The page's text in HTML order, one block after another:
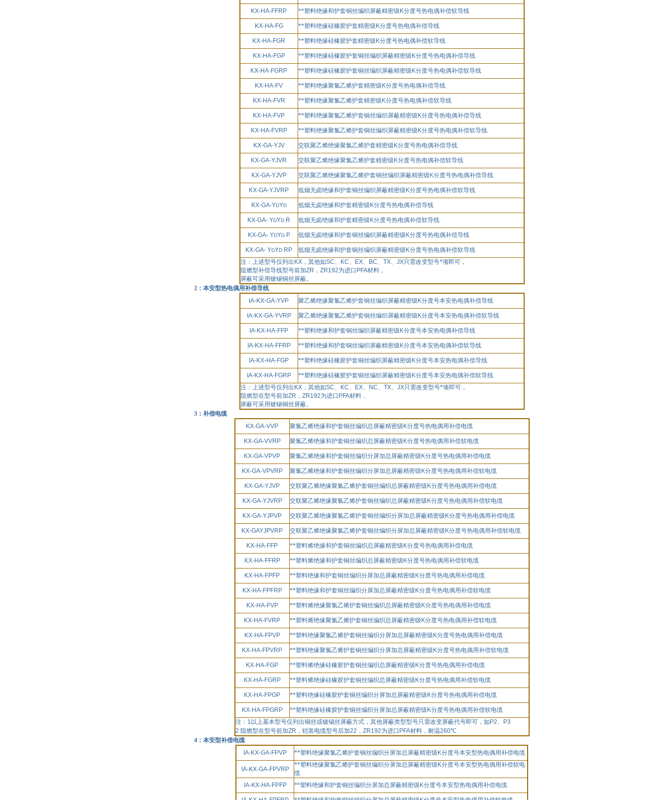
KX-HA-FFRP **塑料绝缘和护套铜丝编织屏蔽精密级 K分度号热电偶补偿软导线
KX-HA-FG **塑料绝缘硅橡胶护套精密级 K分度号热电偶补偿导线
KX-HA-FGR **塑料绝缘硅橡胶护套精密级 K分度号热电偶补偿软导线
KX-HA-FGP **塑料绝缘硅橡胶护套铜丝编织屏蔽精密级 K分度号热电偶补偿导线
KX-HA-FGRP **塑料绝缘硅橡胶护套铜丝编织屏蔽精密级 K分度号热电偶补偿软导线
KX-HA-FV **塑料绝缘聚氯乙烯护套精密级 K分度号热电偶补偿导线
KX-HA-FVR **塑料绝缘聚氯乙烯护套精密级 K分度号热电偶补偿软导线
KX-HA-FVP **塑料绝缘聚氯乙烯护套铜丝编织屏蔽精密级 K分度号热电偶补偿导线
KX-HA-FVRP **塑料绝缘聚氯乙烯护套铜丝编织屏蔽精密级 K分度号热电偶补偿软导线
KX-GA-YJV 交联聚乙烯绝缘聚氯乙烯护套精密级 K分度号热电偶补偿导线
KX-GA-YJVR 交联聚乙烯绝缘聚氯乙烯护套精密级 K分度号热电偶补偿软导线
KX-GA-YJVP 交联聚乙烯绝缘聚氯乙烯护套铜丝编织屏蔽精密级 K分度号热电偶补偿导线
KX-GA-YJVRP 低烟无卤绝缘和护套铜丝编织屏蔽精密级 K分度号热电偶补偿软导线
KX-GA-YDYD 低烟无卤绝缘和护套精密级 K分度号热电偶补偿导线
KX-GA- YDYD R 低烟无卤绝缘和护套精密级 K分度号热电偶补偿软导线
KX-GA- YDYDP 低烟无卤绝缘和护套铜丝编织屏蔽精密级 K分度号热电偶补偿导线
KX-GA- YDYD RP 低烟无卤绝缘和护套铜丝编织屏蔽精密级 K分度号热电偶补偿软导线
注：上述型号仅列出 KX，其他如SC、 KC、 EX、 BC、 TX、 JX只需改变型号*项即可，
阻燃型补偿导线型号前加ZR ， ZR192为进口 PFA材料，
屏蔽可采用镀锡铜丝屏蔽。
2：本安型热电偶用补偿导线
IA-KX-GA-YVP
聚乙烯绝缘聚氯乙烯护套铜丝编织屏蔽精密级 K分度号本安热电偶补偿导线
IA-KX-GA-YVRP 聚乙烯绝缘聚氯乙烯护套铜丝编织屏蔽精密级 K分度号本安热电偶补偿软导线
IA-KX-HA-FFP **塑料绝缘和护套铜丝编织屏蔽精密级 K分度号本安热电偶补偿导线
IA-KX-HA-FFRP **塑料绝缘和护套铜丝编织屏蔽精密级 K分度号本安热电偶补偿软导线
IA-KX-HA-FGP **塑料绝缘硅橡胶护套铜丝编织屏蔽精密级 K分度号本安热电偶补偿导线
IA-KX-HA-FGRP **塑料绝缘硅橡胶护套铜丝编织屏蔽精密级 K分度号本安热电偶补偿软导线
注：上述型号仅列出 KX，其他如SC、 KC、 EX、 NC、 TX、 JX只需改变型号*项即可，
阻燃型在型号前加ZR ， ZR192为进口 PFA材料，
屏蔽可采用镀锡铜丝屏蔽。
3：补偿电缆
KX-GA-VVP
聚氯乙烯绝缘和护套铜丝编织总屏蔽精密级 K分度号热电偶用补偿电缆
KX-GA-VVRP 聚氯乙烯绝缘和护套铜丝编织总屏蔽精密级 K分度号热电偶用补偿软电缆
KX-GA-VPVP 聚氯乙烯绝缘和护套铜丝编织分屏加总屏蔽精密级 K分度号热电偶用补偿电缆
KX-GA-VPVRP 聚氯乙烯绝缘和护套铜丝编织分屏加总屏蔽精密级 K分度号热电偶用补偿软电缆
KX-GA-YJVP 交联聚乙烯绝缘聚氯乙烯护套铜丝编织总屏蔽精密级 K分度号热电偶用补偿电缆
KX-GA-YJVRP 交联聚乙烯绝缘聚氯乙烯护套铜丝编织总屏蔽精密级 K分度号热电偶用补偿软电缆
KX-GA-YJPVP 交联聚乙烯绝缘聚氯乙烯护套铜丝编织分屏加总屏蔽精密级 K分度号热电偶用补偿电缆
KX-GAYJPVRP 交联聚乙烯绝缘聚氯乙烯护套铜丝编织分屏加总屏蔽精密级 K分度号热电偶用补偿软电缆
KX-HA-FFP **塑料烯绝缘和护套铜丝编织总屏蔽精密级 K分度号热电偶用补偿电缆
KX-HA-FFRP **塑料烯绝缘和护套铜丝编织总屏蔽精密级 K分度号热电偶用补偿软电缆
KX-HA-FPFP **塑料绝缘和护套铜丝编织分屏加总屏蔽精密级 K分度号热电偶用补偿电缆
KX-HA-FPFRP **塑料绝缘和护套铜丝编织分屏加总屏蔽精密级 K分度号热电偶用补偿软电缆
KX-HA-FVP **塑料烯绝缘聚氯乙烯护套铜丝编织总屏蔽精密级 K分度号热电偶用补偿电缆
KX-HA-FVRP **塑料烯绝缘聚氯乙烯护套铜丝编织总屏蔽精密级 K分度号热电偶用补偿软电缆
KX-HA-FPVP **塑料绝缘聚氯乙烯护套铜丝编织分屏加总屏蔽精密级 K分度号热电偶用补偿电缆
KX-HA-FPVRP **塑料绝缘聚氯乙烯护套铜丝编织分屏加总屏蔽精密级 K分度号热电偶用补偿软电缆
KX-HA-FGP **塑料烯绝缘硅橡胶护套铜丝编织总屏蔽精密级 K分度号热电偶用补偿电缆
KX-HA-FGRP **塑料烯绝缘硅橡胶护套铜丝编织总屏蔽精密级 K分度号热电偶用补偿软电缆
KX-HA-FPGP **塑料绝缘硅橡胶护套铜丝编织分屏加总屏蔽精密级 K分度号热电偶用补偿电缆
KX-HA-FPGRP **塑料绝缘硅橡胶护套铜丝编织分屏加总屏蔽精密级 K分度号热电偶用补偿软电缆
注： 1 以上基本型号仅列出铜丝或镀锡丝屏蔽方式，其他屏蔽类型型号只需改变屏蔽代号即可，如 P2、
P3
2 阻燃型在型号前加ZR ，铠装电缆型号后加22 ， ZR192为进口 PFA材料，耐温260℃
4：本安型补偿电缆
IA-KX-GA-FPVP
**塑料绝缘聚氯乙烯护套铜丝编织分屏加总屏蔽精密级 K分度号本安型热电偶用补偿电缆
IA-KX-GA-FPVRP
**塑料绝缘聚氯乙烯护套铜丝编织分屏加总屏蔽精密级 K分度号本安型热电偶用补偿软电
缆
IA-KX-HA-FPFP
**塑料绝缘和护套铜丝编织分屏加总屏蔽精密级 K分度号本安型热电偶用补偿电缆